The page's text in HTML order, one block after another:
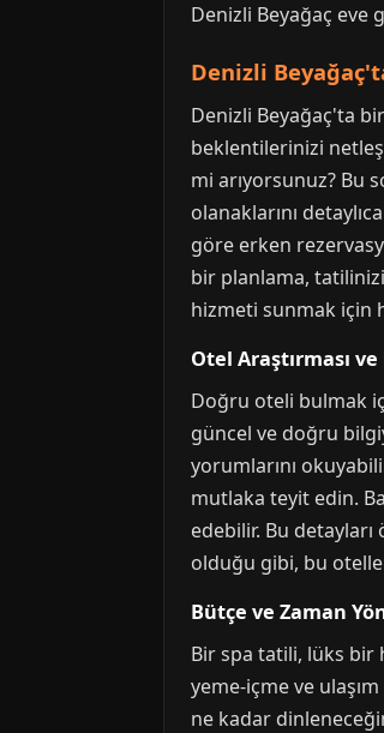
Denizli Beyağaç eve
Denizli
Denizli Beyağaç'ta
beklentilerinizi
mi arıyorsunuz? Bu
olanaklarını
göre erken
bir planlama,
hizmeti sunmak için
Otel Araştırması
Doğru oteli bulmak
güncel ve doğru
yorumlarını
mutlaka teyit edin.
edebilir. Bu
olduğu gibi, bu
Bütçe ve Zaman
Bir spa tatili, lüks bir
yeme-içme ve
ne kadar